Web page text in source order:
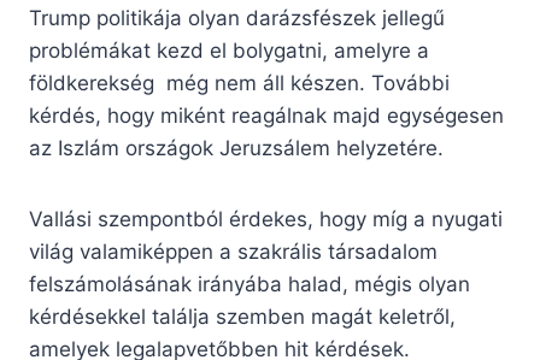
Trump politikája olyan darázsfészek jellegű
problémákat kezd el bolygatni, amelyre a
földkerekség még nem áll készen. További
kérdés, hogy miként reagálnak majd egységesen
az Iszlám országok Jeruzsálem helyzetére.
Vallási szempontból érdekes, hogy míg a nyugati
világ valamiképpen a szakrális társadalom
felszámolásának irányába halad, mégis olyan
kérdésekkel találja szemben magát keletről,
amelyek legalapvetőbben hit kérdések.